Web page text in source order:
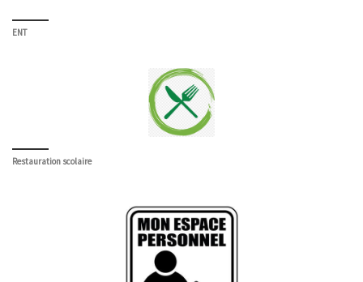
ENT
Restauration scolaire